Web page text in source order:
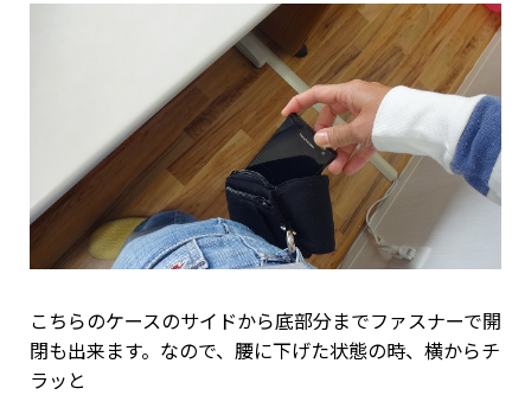
こちらのケースのサイドから底部分までファスナーで開
閉も出来ます。なので、腰に下げた状態の時、横からチ
ラッと